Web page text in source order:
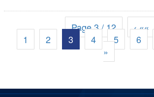
Page 3 / 12
‹ ««
1
2 3 4 5 6
»